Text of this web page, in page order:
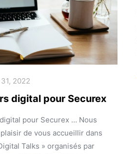
2022
digital pour Securex
pour Securex … Nous
de vous accueillir dans
Talks » organisés par